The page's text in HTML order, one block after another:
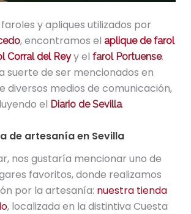
y apliques utilizados por
, encontramos el aplique de farol
Corral del Rey y el farol Portuense.
suerte de ser mencionados en
diversos medios de comunicación,
el Diario de Sevilla.
de artesanía en Sevilla
nos gustaría mencionar uno de
favoritos, donde realizamos
por la artesanía: nuestra tienda
, localizada en la distintiva Cuesta